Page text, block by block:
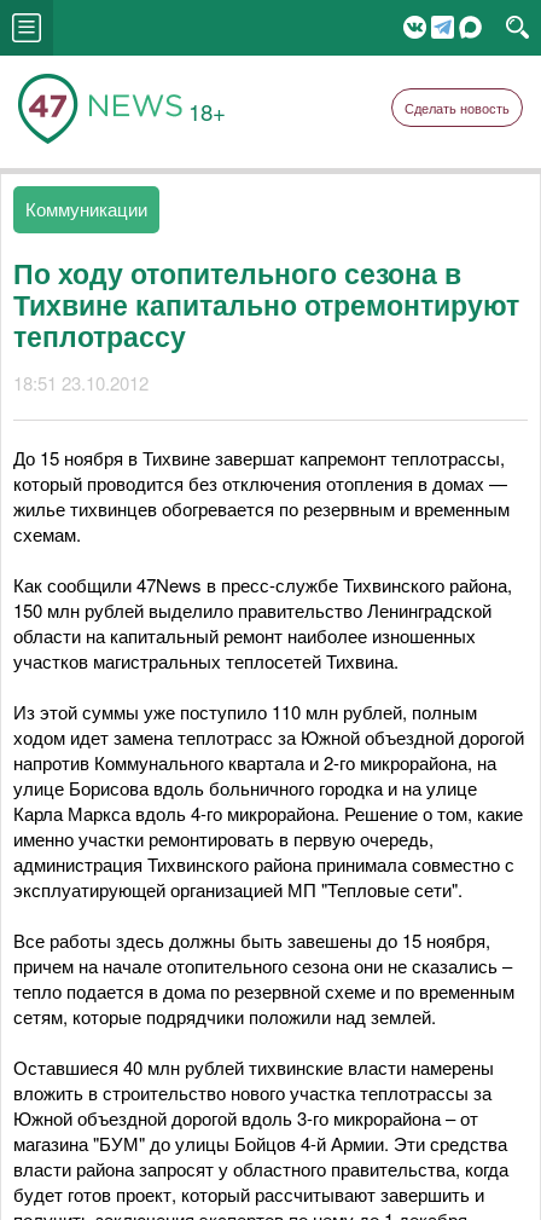
18+ Сделать новость
Коммуникации
По ходу отопительного сезона в
Тихвине капитально отремонтируют
теплотрассу
18:51 23.10.2012
До 15 ноября в Тихвине завершат капремонт теплотрассы,
который проводится без отключения отопления в домах —
жилье тихвинцев обогревается по резервным и временным
схемам.
Как сообщили 47News в пресс-службе Тихвинского района,
150 млн рублей выделило правительство Ленинградской
области на капитальный ремонт наиболее изношенных
участков магистральных теплосетей Тихвина.
Из этой суммы уже поступило 110 млн рублей, полным
ходом идет замена теплотрасс за Южной объездной дорогой
напротив Коммунального квартала и 2-го микрорайона, на
улице Борисова вдоль больничного городка и на улице
Карла Маркса вдоль 4-го микрорайона. Решение о том, какие
именно участки ремонтировать в первую очередь,
администрация Тихвинского района принимала совместно с
эксплуатирующей организацией МП "Тепловые сети".
Все работы здесь должны быть завешены до 15 ноября,
причем на начале отопительного сезона они не сказались –
тепло подается в дома по резервной схеме и по временным
сетям, которые подрядчики положили над землей.
Оставшиеся 40 млн рублей тихвинские власти намерены
вложить в строительство нового участка теплотрассы за
Южной объездной дорогой вдоль 3-го микрорайона – от
магазина "БУМ" до улицы Бойцов 4-й Армии. Эти средства
власти района запросят у областного правительства, когда
будет готов проект, который рассчитывают завершить и